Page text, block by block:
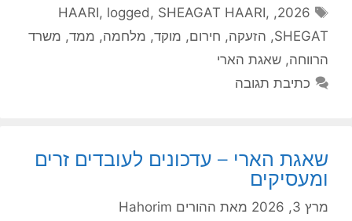
תגיות
2026
,
HAARI, logged , SHEAGAT HAARI,
SHEGAT
, הזעקה, חירום, מוקד, מלחמה, ממד, משרד
הרווחה, שאגת הארי
כתיבת תגובה
שאגת הארי – עדכונים לעובדים זרים
ומעסיקים
מרץ 3, 2026 מאת ההורים Hahorim